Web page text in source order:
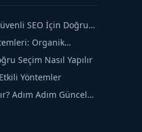
SEO İçin Doğru
Organik
Seçim Nasıl Yapılır
Yöntemler
Adım Adım Güncel